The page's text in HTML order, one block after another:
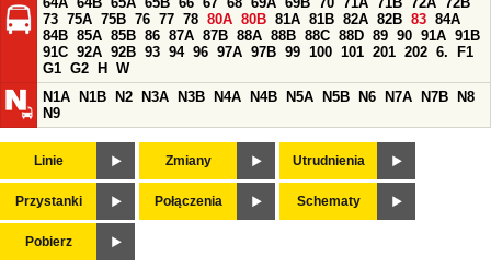
73 75A 75B 76 77 78 80A 80B 81A 81B 82A 82B 83 84A
84B 85A 85B 86 87A 87B 88A 88B 88C 88D 89 90 91A 91B
91C 92A 92B 93 94 96 97A 97B 99 100 101 201 202 6.
F1
G1 G2 H
W
N1A
N1B N2 N3A N3B N4A N4B N5A N5B N6 N7A N7B
N8
N9
Linie Zmiany Utrudnienia
Przystanki Połączenia Schematy
Pobierz